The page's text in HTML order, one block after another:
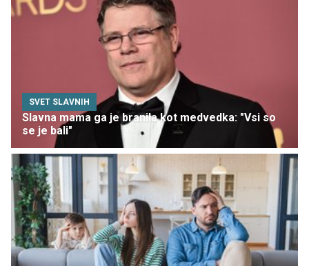
SVET SLAVNIH
Slavna mama ga je branila kot medvedka: "Vsi so
se je bali"